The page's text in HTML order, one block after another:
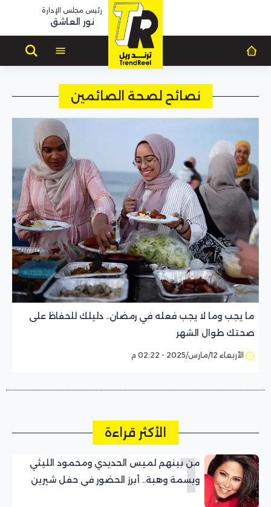
رئيس مجلس الإدارة
نور العاشق
نصائح لصحة الصائمين
ما يجب وما لا يجب فعله في رمضان.. دليلك للحفاظ على
صحتك طوال الشهر
الأربعاء 12/مارس/2025 - 02:22 م
الأكثر قراءة
1
من بينهم لميس الحديدي ومحمود الليثي
وبسمة وهبة.. أبرز الحضور في حفل شيرين